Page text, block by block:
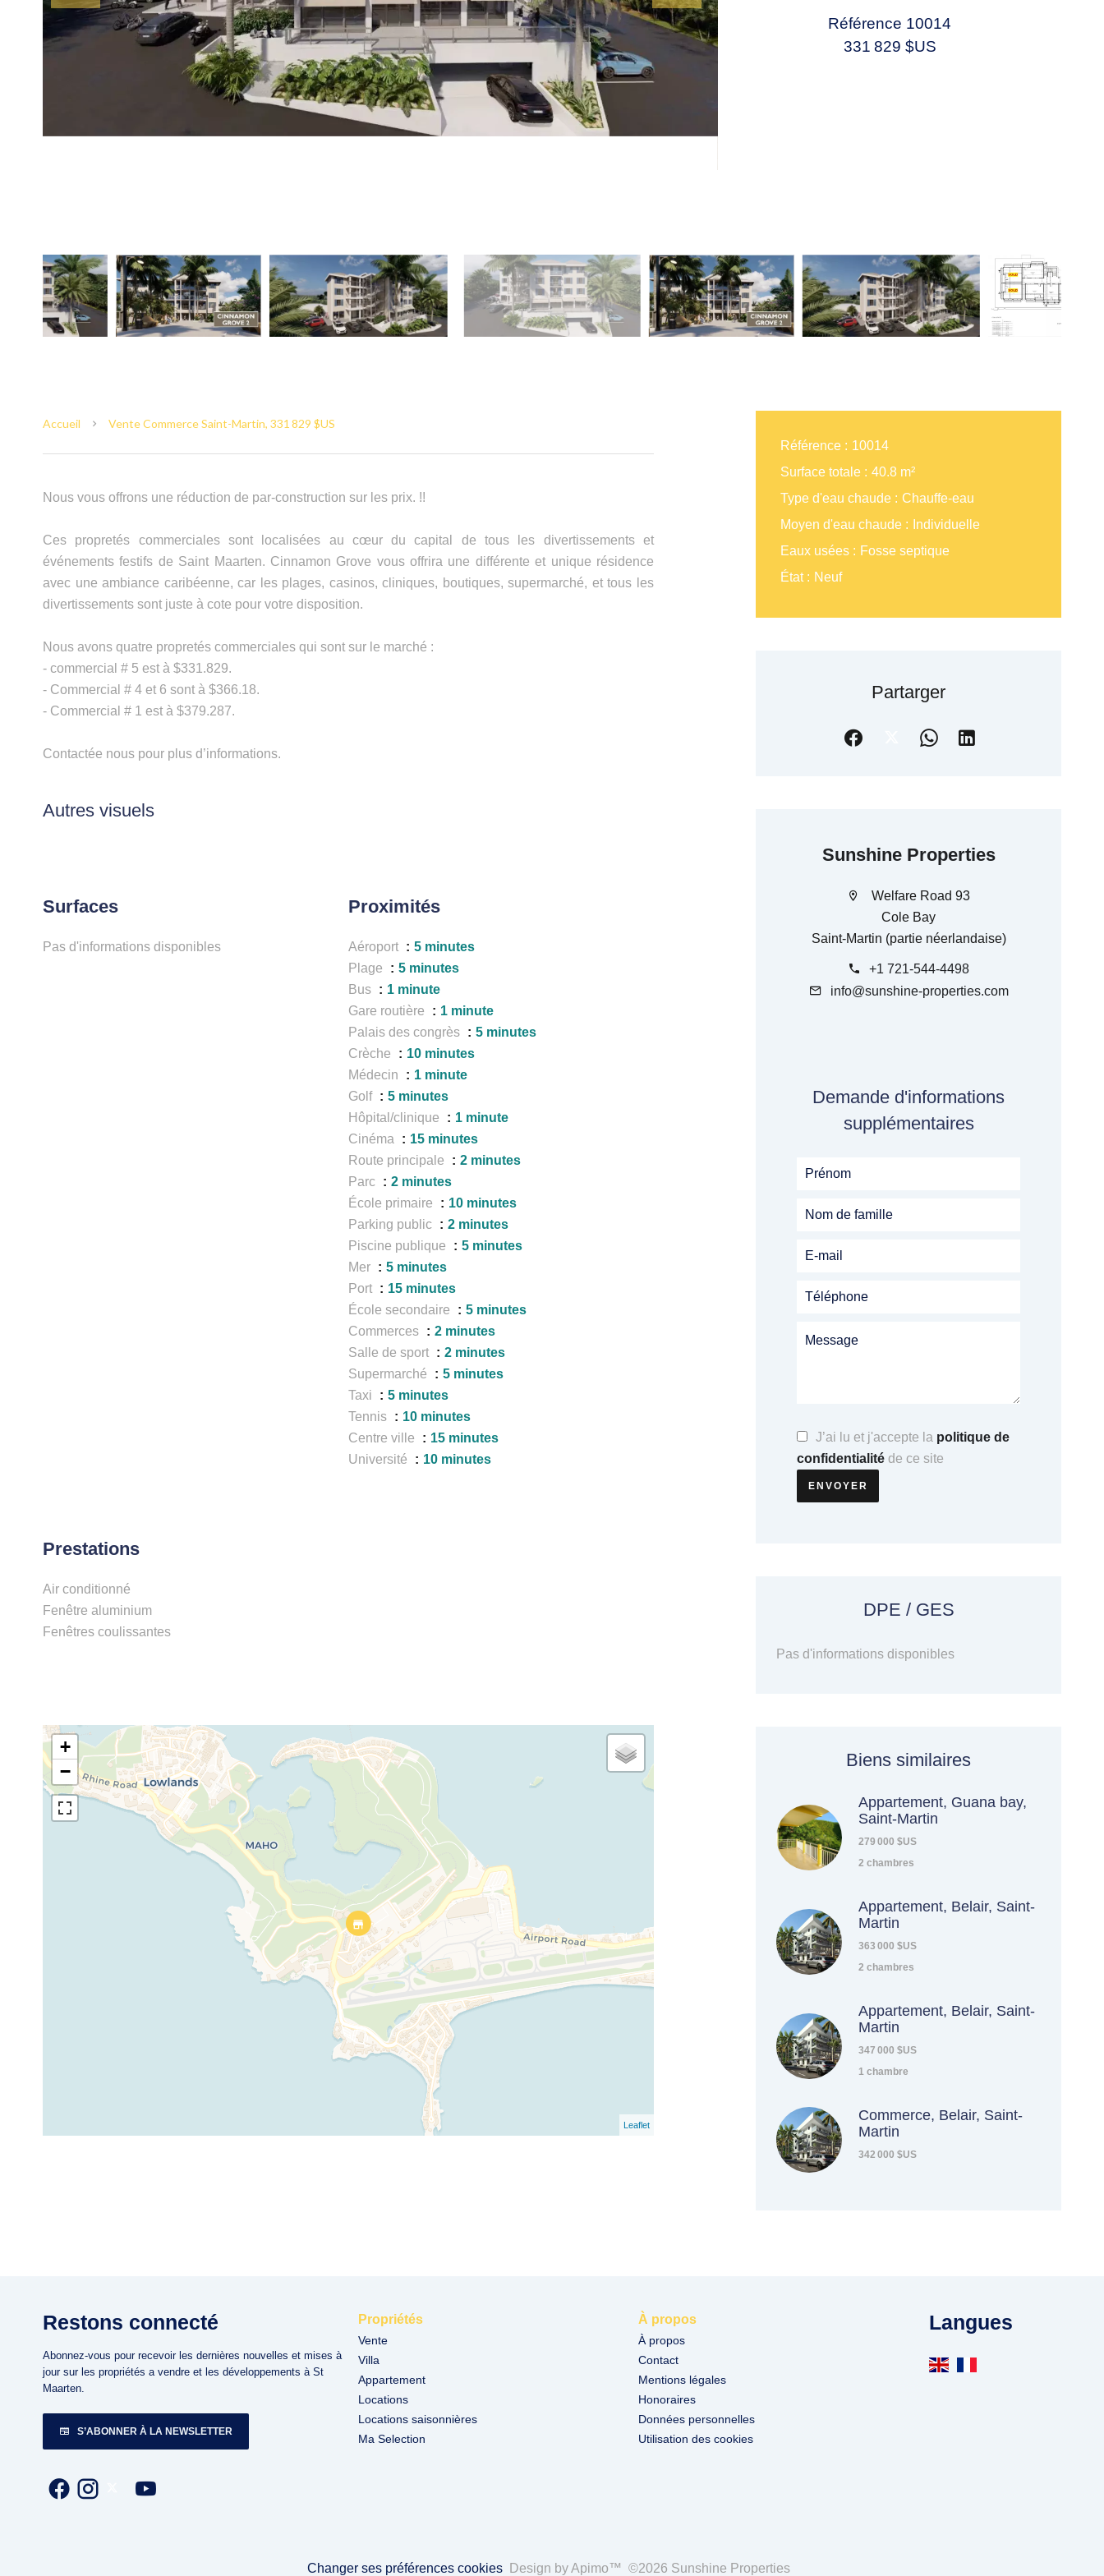
Référence 10014
331 829 $US
Accueil Vente Commerce Saint-Martin, 331 829 $US
Nous vous offrons une réduction de par-construction sur les prix. !!
Ces propretés commerciales sont localisées au cœur du capital de tous les divertissements et
événements festifs de Saint Maarten. Cinnamon Grove vous offrira une différente et unique résidence
avec une ambiance caribéenne, car les plages, casinos, cliniques, boutiques, supermarché, et tous les
divertissements sont juste à cote pour votre disposition.
Nous avons quatre propretés commerciales qui sont sur le marché :
- commercial # 5 est à $331.829.
- Commercial # 4 et 6 sont à $366.18.
- Commercial # 1 est à $379.287.
Contactée nous pour plus d’informations.
Autres visuels
Surfaces
Pas d'informations disponibles
Proximités
Aéroport
5 minutes
Plage
5 minutes
Bus
1 minute
Gare routière
1 minute
Palais des congrès
5 minutes
Crèche
10 minutes
Médecin
1 minute
Golf
5 minutes
Hôpital/clinique
1 minute
Cinéma
15 minutes
Route principale
2 minutes
Parc
2 minutes
École primaire
10 minutes
Parking public
2 minutes
Piscine publique
5 minutes
Mer
5 minutes
Port
15 minutes
École secondaire
5 minutes
Commerces
2 minutes
Salle de sport
2 minutes
Supermarché
5 minutes
Taxi
5 minutes
Tennis
10 minutes
Centre ville
15 minutes
Université
10 minutes
Prestations
Air conditionné
Fenêtre aluminium
Fenêtres coulissantes
+
−
Leaflet
Référence
10014
Surface totale
40.8 m²
Type d'eau chaude
Chauffe-eau
Moyen d'eau chaude
Individuelle
Eaux usées
Fosse septique
État
Neuf
Partarger
Sunshine Properties
Welfare Road 93
Cole Bay
Saint-Martin (partie néerlandaise)
+1 721-544-4498
info@sunshine-properties.com
Demande d'informations
supplémentaires
J’ai lu et j'accepte la politique de
confidentialité de ce site
ENVOYER
DPE / GES
Pas d'informations disponibles
Biens similaires
Appartement, Guana bay,
Saint-Martin
279 000 $US
2 chambres
Appartement, Belair, Saint-
Martin
363 000 $US
2 chambres
Appartement, Belair, Saint-
Martin
347 000 $US
1 chambre
Commerce, Belair, Saint-
Martin
342 000 $US
Restons connecté
Abonnez-vous pour recevoir les dernières nouvelles et mises à
jour sur les propriétés a vendre et les développements à St
Maarten.
S’ABONNER À LA NEWSLETTER
Propriétés
Vente
Villa
Appartement
Locations
Locations saisonnières
Ma Selection
À propos
À propos
Contact
Mentions légales
Honoraires
Données personnelles
Utilisation des cookies
Langues
Changer ses préférences cookies Design byApimo™ ©2026 Sunshine Properties